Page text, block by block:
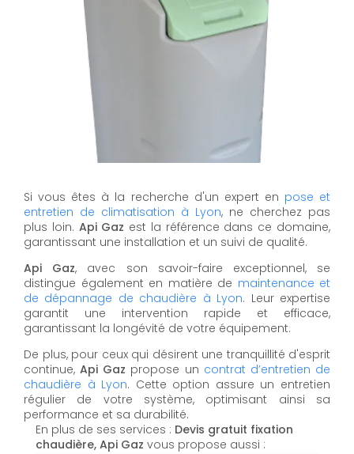
Si vous êtes à la recherche d'un expert en pose et
entretien de climatisation à Lyon, ne cherchez pas
plus loin. Api Gaz est la référence dans ce domaine,
garantissant une installation et un suivi de qualité.
Api Gaz, avec son savoir-faire exceptionnel, se
distingue également en matière de maintenance et
de dépannage de chaudière à Lyon. Leur expertise
garantit une intervention rapide et efficace,
garantissant la longévité de votre équipement.
De plus, pour ceux qui désirent une tranquillité d'esprit
continue,Api Gaz propose un contrat d’entretien de
chaudière à Lyon. Cette option assure un entretien
régulier de votre système, optimisant ainsi sa
performance et sa durabilité.
En plus de ses services : Devis gratuit fixation
chaudière, Api Gaz vous propose aussi :